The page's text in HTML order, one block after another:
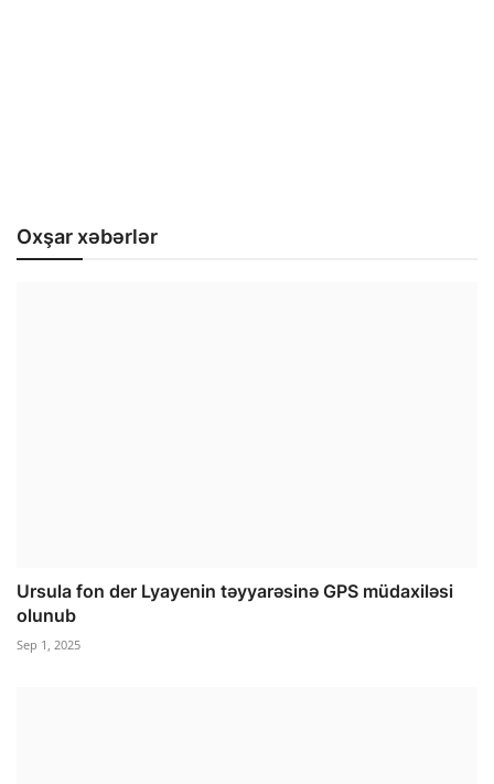
Oxşar xəbərlər
Ursula fon der Lyayenin təyyarəsinə GPS müdaxiləsi
olunub
Sep 1, 2025